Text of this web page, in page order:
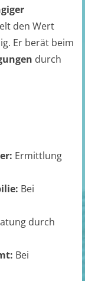
den Wert
Er berät beim
durch
Ermittlung
Bei
durch
Bei